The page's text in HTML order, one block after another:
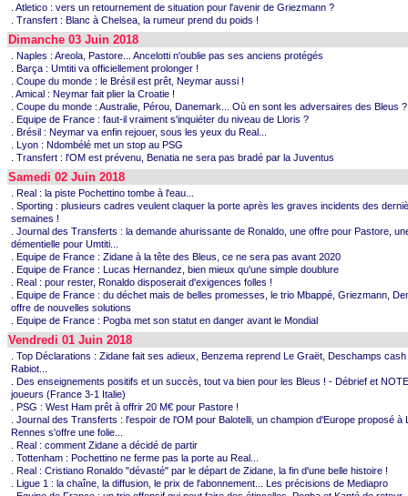
. Atletico : vers un retournement de situation pour l'avenir de Griezmann ?
. Transfert : Blanc à Chelsea, la rumeur prend du poids !
Dimanche 03 Juin 2018
. Naples : Areola, Pastore... Ancelotti n'oublie pas ses anciens protégés
. Barça : Umtiti va officiellement prolonger !
. Coupe du monde : le Brésil est prêt, Neymar aussi !
. Amical : Neymar fait plier la Croatie !
. Coupe du monde : Australie, Pérou, Danemark... Où en sont les adversaires des Bleus ?
. Equipe de France : faut-il vraiment s'inquiéter du niveau de Lloris ?
. Brésil : Neymar va enfin rejouer, sous les yeux du Real...
. Lyon : Ndombélé met un stop au PSG
. Transfert : l'OM est prévenu, Benatia ne sera pas bradé par la Juventus
Samedi 02 Juin 2018
. Real : la piste Pochettino tombe à l'eau...
. Sporting : plusieurs cadres veulent claquer la porte après les graves incidents des
semaines !
. Journal des Transferts : la demande ahurissante de Ronaldo, une offre pour Pastore,
démentielle pour Umtiti...
. Equipe de France : Zidane à la tête des Bleus, ce ne sera pas avant 2020
. Equipe de France : Lucas Hernandez, bien mieux qu'une simple doublure
. Real : pour rester, Ronaldo disposerait d'exigences folles !
. Equipe de France : du déchet mais de belles promesses, le trio Mbappé, Griezmann,
offre de nouvelles solutions
. Equipe de France : Pogba met son statut en danger avant le Mondial
Vendredi 01 Juin 2018
. Top Déclarations : Zidane fait ses adieux, Benzema reprend Le Graët, Deschamps
Rabiot...
. Des enseignements positifs et un succès, tout va bien pour les Bleus ! - Débrief et
joueurs (France 3-1 Italie)
. PSG : West Ham prêt à offrir 20 M€ pour Pastore !
. Journal des Transferts : l'espoir de l'OM pour Balotelli, un champion d'Europe proposé à
Rennes s'offre une folie...
. Real : comment Zidane a décidé de partir
. Tottenham : Pochettino ne ferme pas la porte au Real...
. Real : Cristiano Ronaldo "dévasté" par le départ de Zidane, la fin d'une belle histoire !
. Ligue 1 : la chaîne, la diffusion, le prix de l'abonnement... Les précisions de Mediapro